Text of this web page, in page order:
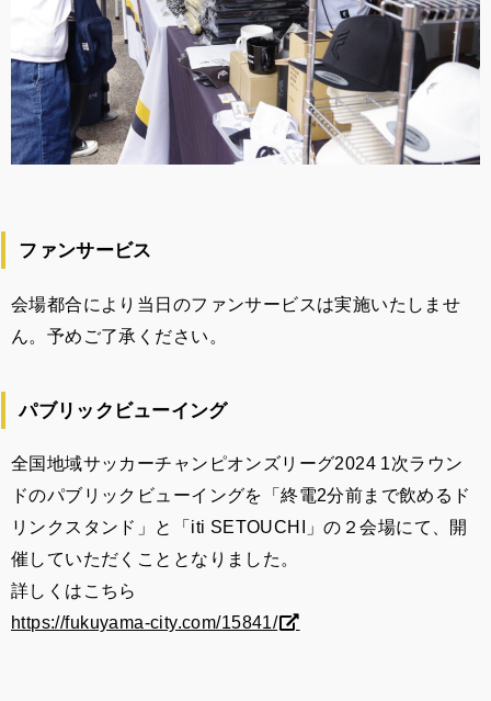
ファンサービス
会場都合により当日のファンサービスは実施いたしませ
ん。予めご了承ください。
パブリックビューイング
全国地域サッカーチャンピオンズリーグ2024 1次ラウン
ドのパブリックビューイングを「終電2分前まで飲めるド
リンクスタンド」と「iti SETOUCHI」の２会場にて、開
催していただくこととなりました。
詳しくはこちら
https://fukuyama-city.com/15841/